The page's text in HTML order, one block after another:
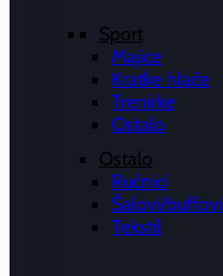
Sport
Majice
Kratke hlače
Trenirke
Ostalo
Ostalo
Ručnici
Šalovi/buffovi
Tekstil